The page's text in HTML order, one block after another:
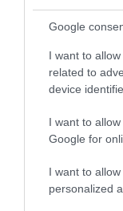
Google
I want to
related to
device
I want to
Google for
I want to
personalized